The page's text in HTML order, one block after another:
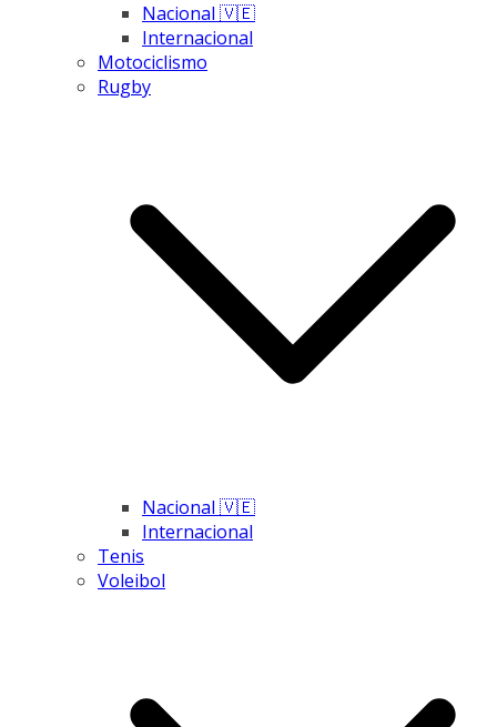
Nacional 🇻🇪
Internacional
Motociclismo
Rugby
Nacional 🇻🇪
Internacional
Tenis
Voleibol